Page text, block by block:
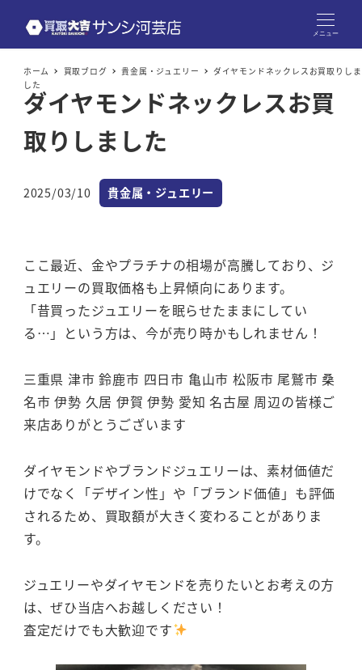
メニュー
ホーム 買取ブログ 貴金属・ジュエリー
ダイヤモンドネックレスお買取りしま
した
ダイヤモンドネックレスお買
取りしました
投稿日
2025/03/10 カテゴリー
貴金属・ジュエリー
ここ最近、金やプラチナの相場が高騰しており、ジ
ュエリーの買取価格も上昇傾向にあります。
「昔買ったジュエリーを眠らせたままにしてい
る…」という方は、今が売り時かもしれません！
三重県 津市 鈴鹿市 四日市 亀山市 松阪市 尾鷲市 桑
名市 伊勢 久居 伊賀 伊勢 愛知 名古屋 周辺の皆様ご
来店ありがとうございます
ダイヤモンドやブランドジュエリーは、素材価値だ
けでなく「デザイン性」や「ブランド価値」も評価
されるため、買取額が大きく変わることがありま
す。
ジュエリーやダイヤモンドを売りたいとお考えの方
は、ぜひ当店へお越しください！
査定だけでも大歓迎です